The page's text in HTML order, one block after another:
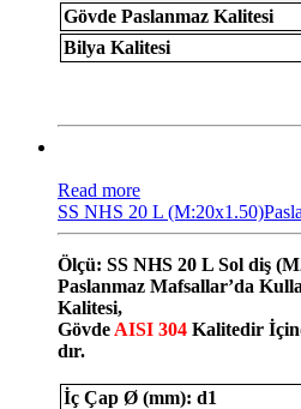
Gövde Paslanmaz Kalitesi
Bilya Kalitesi
Read more
SS NHS 20 L
Ölçü: SS NHS 20 L Sol diş
Paslanmaz Mafsallar’da
Kalitesi,
Gövde AISI 304 Kalitedir
dır.
İç Çap Ø (mm): d1